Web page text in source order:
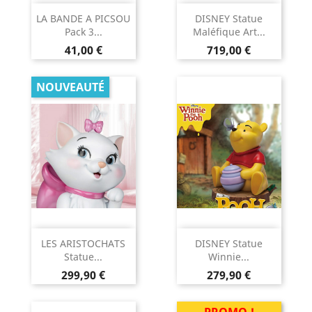
LA BANDE A PICSOU
Pack 3...
Prix
41,00 €
DISNEY Statue
Maléfique Art...
Prix
719,00 €
LES ARISTOCHATS
Statue...
Prix
299,90 €
NOUVEAUTÉ
DISNEY Statue
Winnie...
Prix
279,90 €